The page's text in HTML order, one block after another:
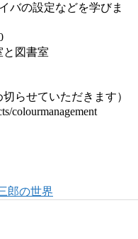
バの設定などを学びま
と図書室
らせていただきます）
colourmanagement
郎の世界